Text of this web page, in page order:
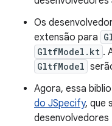
Os
extensão para
GltfModel.kt .
GltfModel
Agora, essa
do JSpecify, que
desenvolvedores